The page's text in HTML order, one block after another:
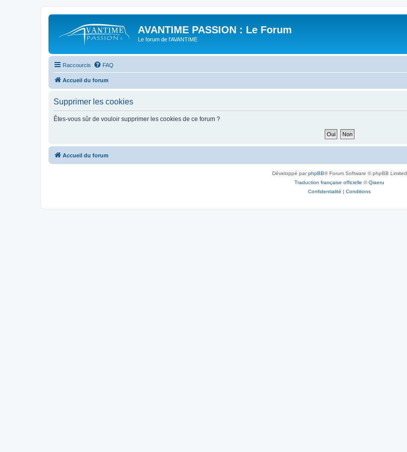
AVANTIME PASSION : Le Forum
Le forum de l'AVANTIME
Raccourcis FAQ
Accueil du forum
Supprimer les cookies
Êtes-vous sûr de vouloir supprimer les cookies de ce forum ?
Accueil du forum
Développé parphpBB® Forum Software © phpBB Limited
Traduction française officielle ©Qiaeru
Confidentialité | Conditions